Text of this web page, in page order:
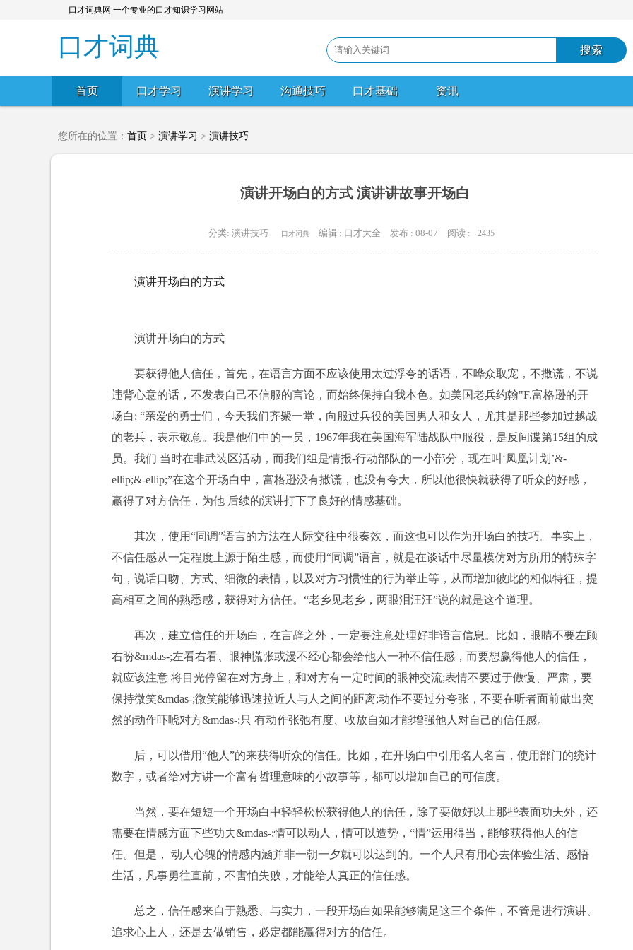
口才词典网 一个专业的口才知识学习网站
口才词典
首页 口才学习 演讲学习 沟通技巧 口才基础 资讯
您所在的位置： 首页 > 演讲学习 > 演讲技巧
演讲开场白的方式 演讲讲故事开场白
分类: 演讲技巧 口才词典 编辑 : 口才大全 发布 : 08-07 阅读 : 2435
演讲开场白的方式
演讲开场白的方式
要获得他人信任，首先，在语言方面不应该使用太过浮夸的话语，不哗众取宠，不撒谎，不说
违背心意的话，不发表自己不信服的言论，而始终保持自我本色。如美国老兵约翰"F.富格逊的开
场白: “亲爱的勇士们，今天我们齐聚一堂，向服过兵役的美国男人和女人，尤其是那些参加过越战
的老兵，表示敬意。我是他们中的一员，1967年我在美国海军陆战队中服役，是反间谍第15组的成
员。我们 当时在非武装区活动，而我们组是情报-行动部队的一小部分，现在叫‘凤凰计划’&-
ellip;&-ellip;”在这个开场白中，富格逊没有撒谎，也没有夸大，所以他很快就获得了听众的好感，
赢得了对方信任，为他 后续的演讲打下了良好的情感基础。
其次，使用“同调”语言的方法在人际交往中很奏效，而这也可以作为开场白的技巧。事实上，
不信任感从一定程度上源于陌生感，而使用“同调”语言，就是在谈话中尽量模仿对方所用的特殊字
句，说话口吻、方式、细微的表情，以及对方习惯性的行为举止等，从而增加彼此的相似特征，提
高相互之间的熟悉感，获得对方信任。“老乡见老乡，两眼泪汪汪”说的就是这个道理。
再次，建立信任的开场白，在言辞之外，一定要注意处理好非语言信息。比如，眼睛不要左顾
右盼&mdas-;左看右看、眼神慌张或漫不经心都会给他人一种不信任感，而要想赢得他人的信任，
就应该注意 将目光停留在对方身上，和对方有一定时间的眼神交流;表情不要过于傲慢、严肃，要
保持微笑&mdas-;微笑能够迅速拉近人与人之间的距离;动作不要过分夸张，不要在听者面前做出突
然的动作吓唬对方&mdas-;只 有动作张弛有度、收放自如才能增强他人对自己的信任感。
后，可以借用“他人”的来获得听众的信任。比如，在开场白中引用名人名言，使用部门的统计
数字，或者给对方讲一个富有哲理意味的小故事等，都可以增加自己的可信度。
当然，要在短短一个开场白中轻轻松松获得他人的信任，除了要做好以上那些表面功夫外，还
需要在情感方面下些功夫&mdas-;情可以动人，情可以造势，“情”运用得当，能够获得他人的信
任。但是， 动人心魄的情感内涵并非一朝一夕就可以达到的。一个人只有用心去体验生活、感悟
生活，凡事勇往直前，不害怕失败，才能给人真正的信任感。
总之，信任感来自于熟悉、与实力，一段开场白如果能够满足这三个条件，不管是进行演讲、
追求心上人，还是去做销售，必定都能赢得对方的信任。